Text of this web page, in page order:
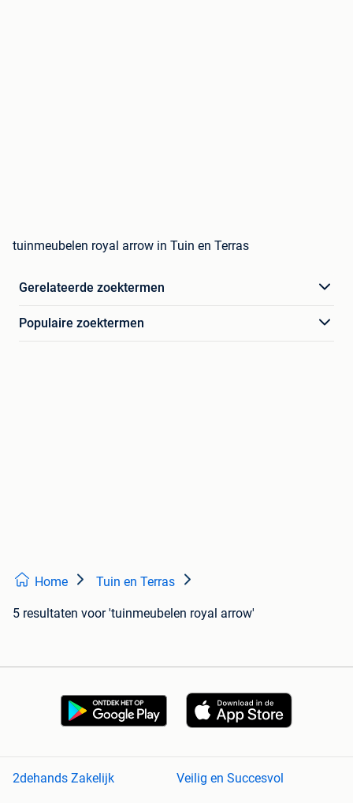
tuinmeubelen royal arrow in Tuin en Terras
Gerelateerde zoektermen
Populaire zoektermen
Home Tuin en Terras
5 resultaten voor 'tuinmeubelen royal arrow'
2dehands Zakelijk
Veilig en Succesvol